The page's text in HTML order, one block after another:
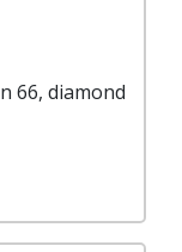
66, diamond